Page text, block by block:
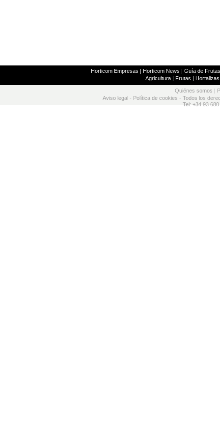
Horticom Empresas | Horticom News | Guía de
Agricultura| Frutas | Hortalizas
Quiénes somos
Aviso legal - Política de cookies - Todos los
Tel: +34 93